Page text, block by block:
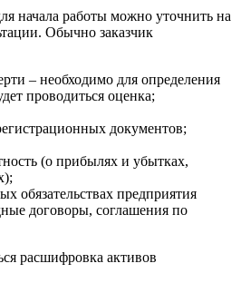
начала работы можно уточнить на
Обычно заказчик
– необходимо для определения
проводиться оценка;
документов;
(о прибылях и убытках,
обязательствах предприятия
договоры, соглашения по
расшифровка активов